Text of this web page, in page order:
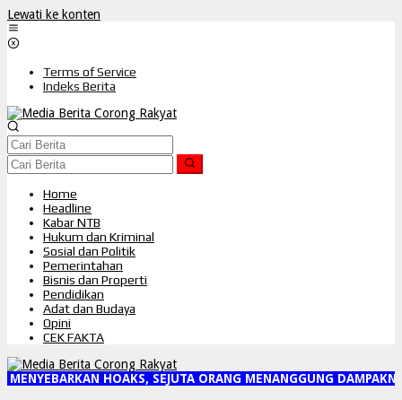
Lewati ke konten
Terms of Service
Indeks Berita
Home
Headline
Kabar NTB
Hukum dan Kriminal
Sosial dan Politik
Pemerintahan
Bisnis dan Properti
Pendidikan
Adat dan Budaya
Opini
CEK FAKTA
HOAKS, SEJUTA ORANG MENANGGUNG DAMPAKNYA"